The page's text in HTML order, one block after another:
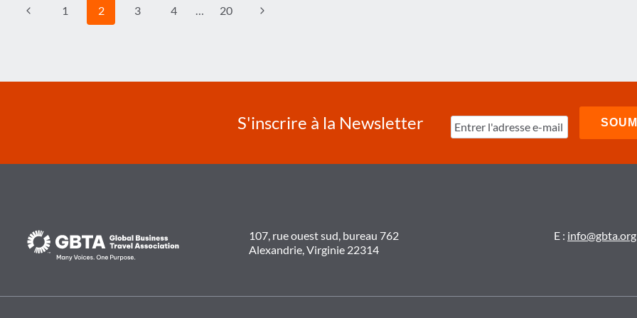
Navigation
Page
1 2 3 4 20
Page
S'inscrire à la Newsletter
107, rue ouest sud, bureau 762
Alexandrie, Virginie 22314
E : info@gbta.org